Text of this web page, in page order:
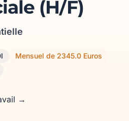
(H/F)
Mensuel de 2345.0 Euros
→